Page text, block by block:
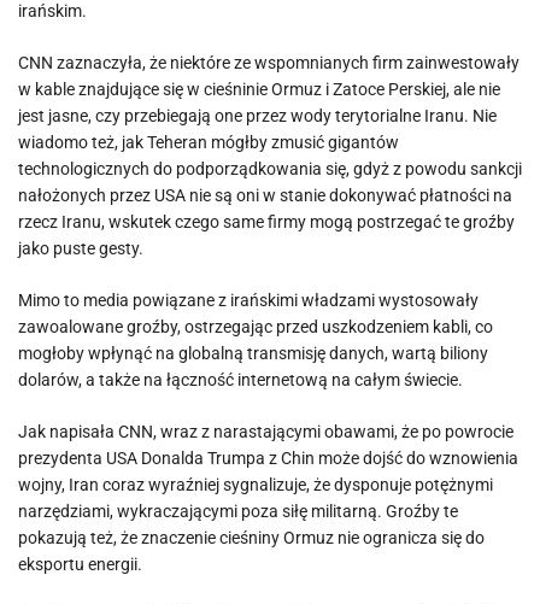
irańskim.
CNN zaznaczyła, że niektóre ze wspomnianych firm zainwestowały
w kable znajdujące się w cieśninie Ormuz i Zatoce Perskiej, ale nie
jest jasne, czy przebiegają one przez wody terytorialne Iranu. Nie
wiadomo też, jak Teheran mógłby zmusić gigantów
technologicznych do podporządkowania się, gdyż z powodu sankcji
nałożonych przez USA nie są oni w stanie dokonywać płatności na
rzecz Iranu, wskutek czego same firmy mogą postrzegać te groźby
jako puste gesty.
Mimo to media powiązane z irańskimi władzami wystosowały
zawoalowane groźby, ostrzegając przed uszkodzeniem kabli, co
mogłoby wpłynąć na globalną transmisję danych, wartą biliony
dolarów, a także na łączność internetową na całym świecie.
Jak napisała CNN, wraz z narastającymi obawami, że po powrocie
prezydenta USA Donalda Trumpa z Chin może dojść do wznowienia
wojny, Iran coraz wyraźniej sygnalizuje, że dysponuje potężnymi
narzędziami, wykraczającymi poza siłę militarną. Groźby te
pokazują też, że znaczenie cieśniny Ormuz nie ogranicza się do
eksportu energii.